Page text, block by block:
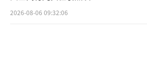
2026-08-06 09:32:06